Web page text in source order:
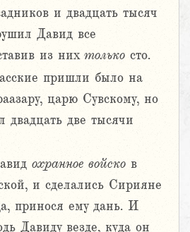
и двадцать тысяч
Давид все
из них только сто.
пришли было на
царю Сувскому, но
двадцать две тысячи
охранное войско в
и сделались Сирияне
принося ему дань. И
Давиду везде, куда он